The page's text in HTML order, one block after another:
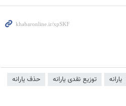
یارانه توزیع نقدی یارانه
حذف یارانه